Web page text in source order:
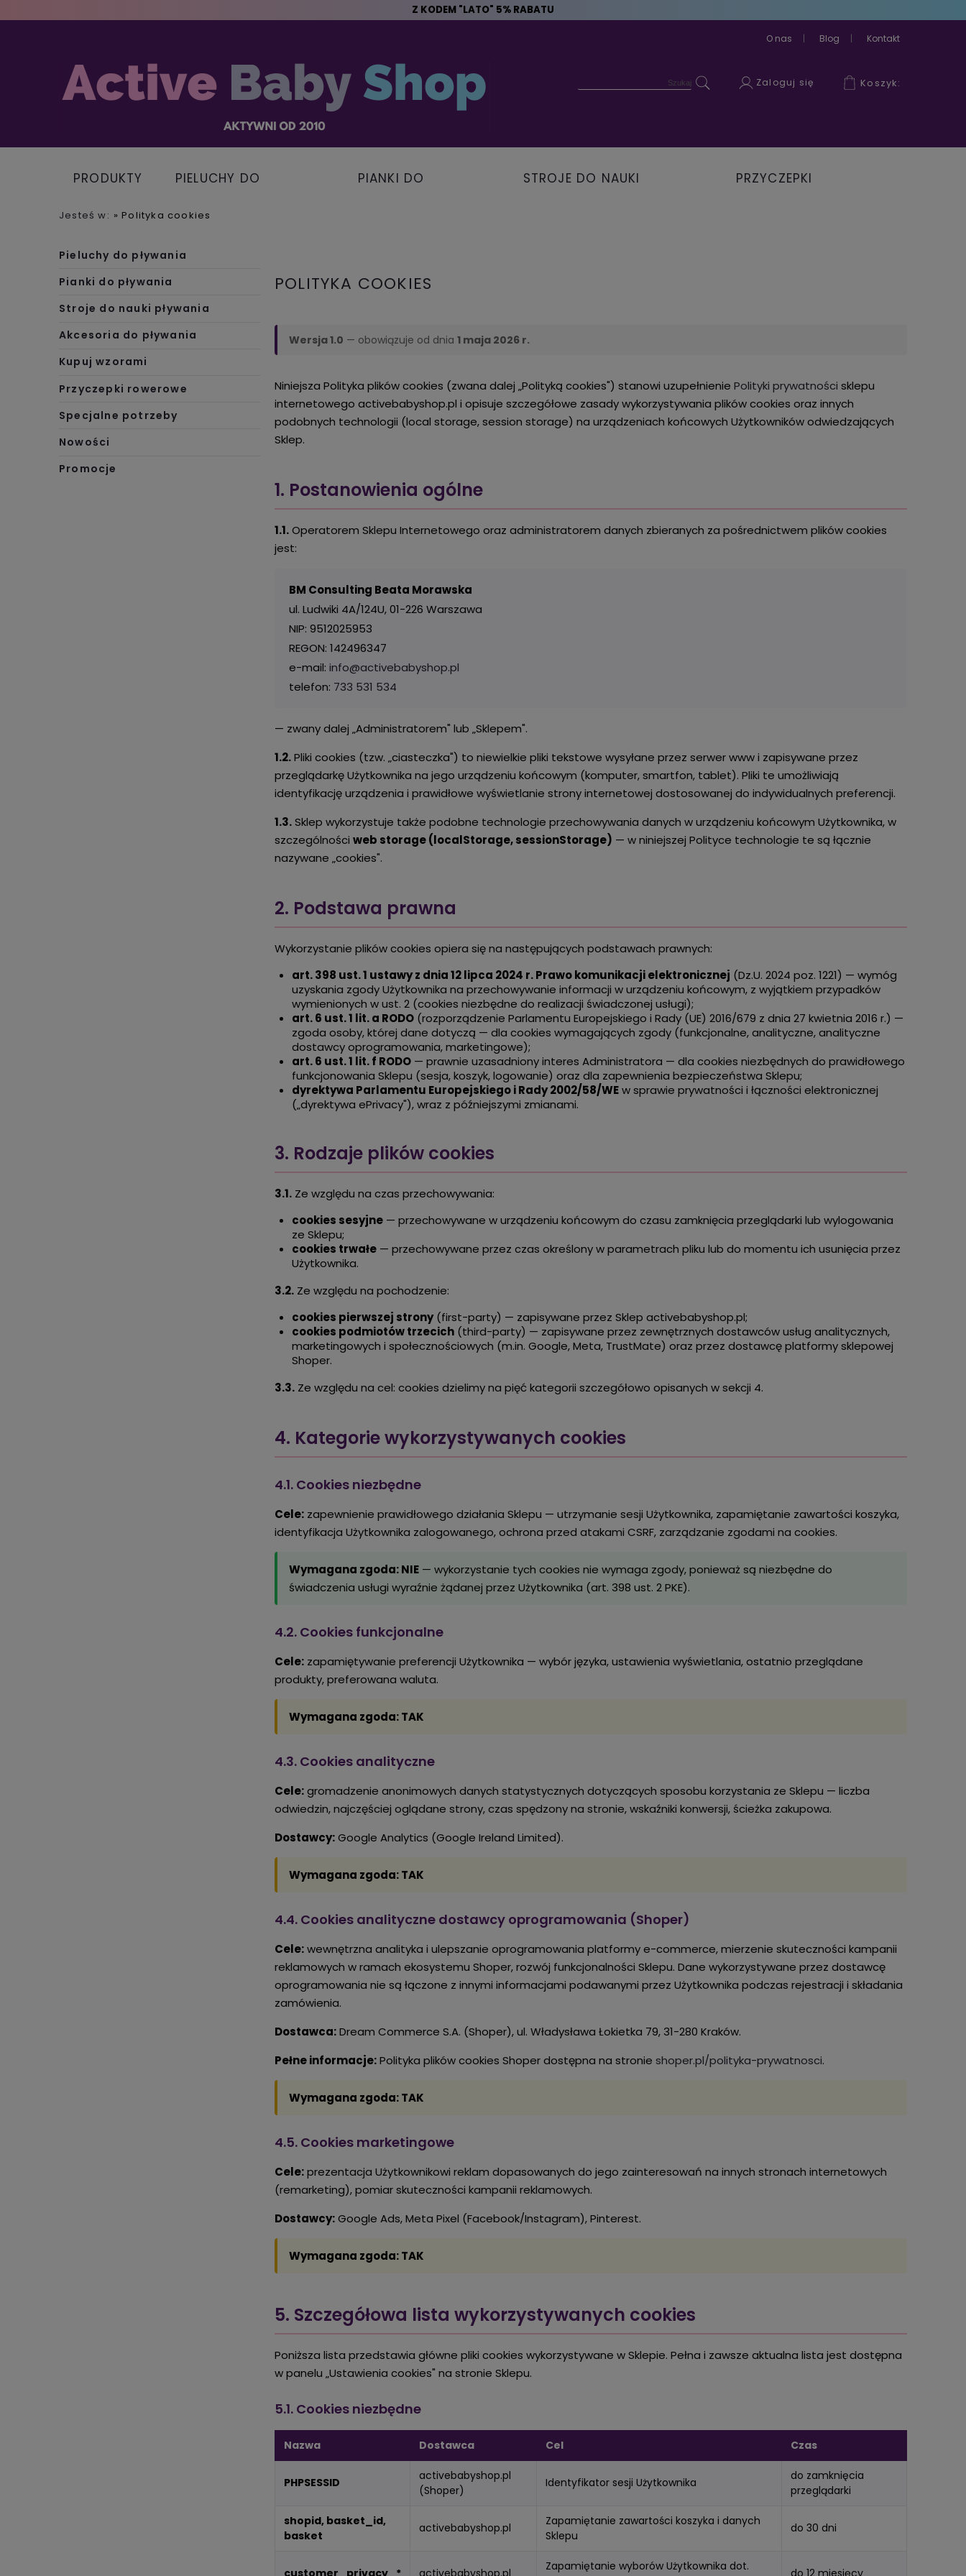
Z KODEM "LATO" 5% RABATU
O nas Blog Kontakt
Koszyk:
Zaloguj się
PRODUKTY
PIELUCHY DO
PIANKI DO
STROJE DO NAUKI
PRZYCZEPKI
Jesteś w: » Polityka cookies
Pieluchy do pływania
Pianki do pływania
Stroje do nauki pływania
Akcesoria do pływania
Kupuj wzorami
Przyczepki rowerowe
Specjalne potrzeby
Nowości
Promocje
POLITYKA COOKIES
Wersja 1.0 — obowiązuje od dnia 1 maja 2026 r.
Niniejsza Polityka plików cookies (zwana dalej „Polityką cookies") stanowi uzupełnienie Polityki prywatności sklepu
internetowego activebabyshop.pl i opisuje szczegółowe zasady wykorzystywania plików cookies oraz innych
podobnych technologii (local storage, session storage) na urządzeniach końcowych Użytkowników odwiedzających
Sklep.
1. Postanowienia ogólne
1.1.Operatorem Sklepu Internetowego oraz administratorem danych zbieranych za pośrednictwem plików cookies
jest:
BM Consulting Beata Morawska
ul. Ludwiki 4A/124U, 01-226 Warszawa
NIP: 9512025953
REGON: 142496347
e-mail: info@activebabyshop.pl
telefon: 733 531 534
— zwany dalej „Administratorem" lub „Sklepem".
1.2.Pliki cookies (tzw. „ciasteczka") to niewielkie pliki tekstowe wysyłane przez serwer www i zapisywane przez
przeglądarkę Użytkownika na jego urządzeniu końcowym (komputer, smartfon, tablet). Pliki te umożliwiają
identyfikację urządzenia i prawidłowe wyświetlanie strony internetowej dostosowanej do indywidualnych preferencji.
1.3.Sklep wykorzystuje także podobne technologie przechowywania danych w urządzeniu końcowym Użytkownika, w
szczególności web storage (localStorage, sessionStorage) — w niniejszej Polityce technologie te są łącznie
nazywane „cookies".
2. Podstawa prawna
Wykorzystanie plików cookies opiera się na następujących podstawach prawnych:
art. 398 ust. 1 ustawy z dnia 12 lipca 2024 r. Prawo komunikacji elektronicznej (Dz.U. 2024 poz. 1221) — wymóg
uzyskania zgody Użytkownika na przechowywanie informacji w urządzeniu końcowym, z wyjątkiem przypadków
wymienionych w ust. 2 (cookies niezbędne do realizacji świadczonej usługi);
art. 6 ust. 1 lit. a RODO (rozporządzenie Parlamentu Europejskiego i Rady (UE) 2016/679 z dnia 27 kwietnia 2016 r.) —
zgoda osoby, której dane dotyczą — dla cookies wymagających zgody (funkcjonalne, analityczne, analityczne
dostawcy oprogramowania, marketingowe);
art. 6 ust. 1 lit. f RODO — prawnie uzasadniony interes Administratora — dla cookies niezbędnych do prawidłowego
funkcjonowania Sklepu (sesja, koszyk, logowanie) oraz dla zapewnienia bezpieczeństwa Sklepu;
dyrektywa Parlamentu Europejskiego i Rady 2002/58/WEw sprawie prywatności i łączności elektronicznej
(„dyrektywa ePrivacy"), wraz z późniejszymi zmianami.
3. Rodzaje plików cookies
3.1. Ze względu na czas przechowywania:
cookies sesyjne — przechowywane w urządzeniu końcowym do czasu zamknięcia przeglądarki lub wylogowania
ze Sklepu;
cookies trwałe — przechowywane przez czas określony w parametrach pliku lub do momentu ich usunięcia przez
Użytkownika.
3.2. Ze względu na pochodzenie:
cookies pierwszej strony(first-party) — zapisywane przez Sklep activebabyshop.pl;
cookies podmiotów trzecich (third-party) — zapisywane przez zewnętrznych dostawców usług analitycznych,
marketingowych i społecznościowych (m.in. Google, Meta, TrustMate) oraz przez dostawcę platformy sklepowej
Shoper.
3.3. Ze względu na cel: cookies dzielimy na pięć kategorii szczegółowo opisanych w sekcji 4.
4. Kategorie wykorzystywanych cookies
4.1. Cookies niezbędne
Cele: zapewnienie prawidłowego działania Sklepu — utrzymanie sesji Użytkownika, zapamiętanie zawartości koszyka,
identyfikacja Użytkownika zalogowanego, ochrona przed atakami CSRF, zarządzanie zgodami na cookies.
Wymagana zgoda: NIE — wykorzystanie tych cookies nie wymaga zgody, ponieważ są niezbędne do
świadczenia usługi wyraźnie żądanej przez Użytkownika (art. 398 ust. 2 PKE).
4.2. Cookies funkcjonalne
Cele: zapamiętywanie preferencji Użytkownika — wybór języka, ustawienia wyświetlania, ostatnio przeglądane
produkty, preferowana waluta.
Wymagana zgoda: TAK
4.3. Cookies analityczne
Cele:gromadzenie anonimowych danych statystycznych dotyczących sposobu korzystania ze Sklepu — liczba
odwiedzin, najczęściej oglądane strony, czas spędzony na stronie, wskaźniki konwersji, ścieżka zakupowa.
Dostawcy:Google Analytics (Google Ireland Limited).
Wymagana zgoda: TAK
4.4. Cookies analityczne dostawcy oprogramowania (Shoper)
Cele:wewnętrzna analityka i ulepszanie oprogramowania platformy e-commerce, mierzenie skuteczności kampanii
reklamowych w ramach ekosystemu Shoper, rozwój funkcjonalności Sklepu. Dane wykorzystywane przez dostawcę
oprogramowania nie są łączone z innymi informacjami podawanymi przez Użytkownika podczas rejestracji i składania
zamówienia.
Dostawca:Dream Commerce S.A. (Shoper), ul. Władysława Łokietka 79, 31-280 Kraków.
Pełne informacje:Polityka plików cookies Shoper dostępna na stronie shoper.pl/polityka-prywatnosci.
Wymagana zgoda: TAK
4.5. Cookies marketingowe
Cele:prezentacja Użytkownikowi reklam dopasowanych do jego zainteresowań na innych stronach internetowych
(remarketing), pomiar skuteczności kampanii reklamowych.
Dostawcy:Google Ads, Meta Pixel (Facebook/Instagram), Pinterest.
Wymagana zgoda: TAK
5. Szczegółowa lista wykorzystywanych cookies
Poniższa lista przedstawia główne pliki cookies wykorzystywane w Sklepie. Pełna i zawsze aktualna lista jest dostępna
w panelu „Ustawienia cookies" na stronie Sklepu.
5.1. Cookies niezbędne
Nazwa Dostawca Cel Czas
PHPSESSID
activebabyshop.pl
(Shoper)
Identyfikator sesji Użytkownika
do zamknięcia
przeglądarki
shopid, basket_id,
basket
activebabyshop.pl
Zapamiętanie zawartości koszyka i danych
Sklepu
do 30 dni
customer_privacy_* activebabyshop.pl
Zapamiętanie wyborów Użytkownika dot.
do 12 miesięcy